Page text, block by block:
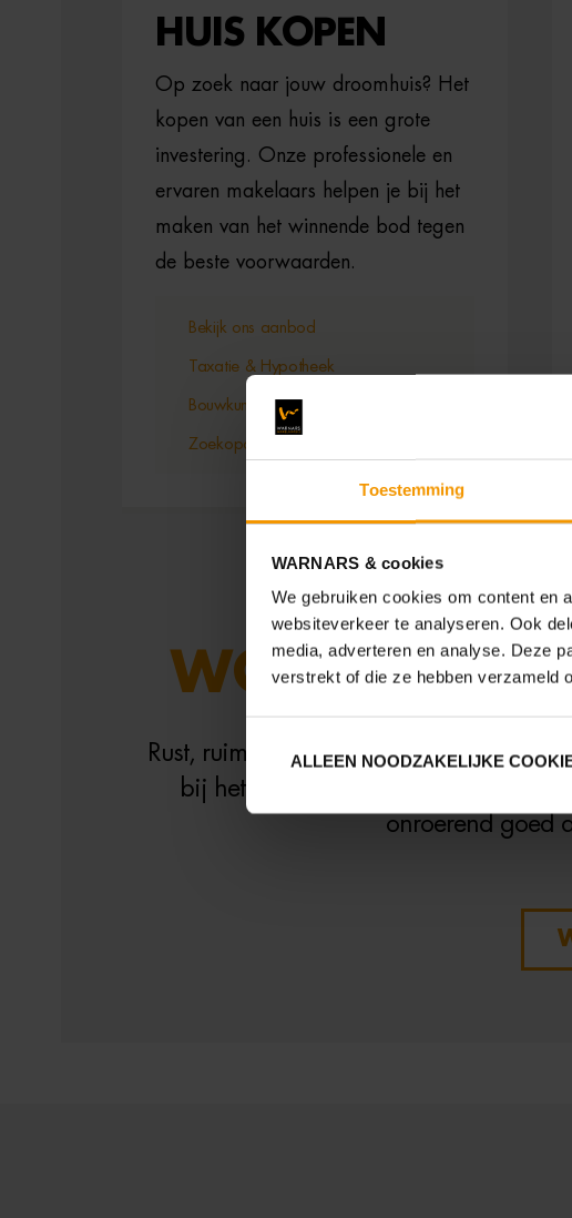
Toestemming
WARNARS & cookies
We gebruiken cookies om content en
websiteverkeer te analyseren. Ook
media, adverteren en analyse. Deze
verstrekt of die ze hebben verzameld
ALLEEN NOODZAKELIJKE
HUIS KOPEN
Op zoek naar jouw droomhuis? Het
kopen van een huis is een grote
investering. Onze professionele en
ervaren makelaars helpen je bij het
maken van het winnende bod tegen
de beste voorwaarden.
Bekijk ons aanbod
Taxatie & Hypotheek
Bouwkundig advies
Zoekopdracht
WONEN EN
Rust, ruimte, natuur en betaalbaar
bij het vinden van jouw droomhuis
onroerend goed